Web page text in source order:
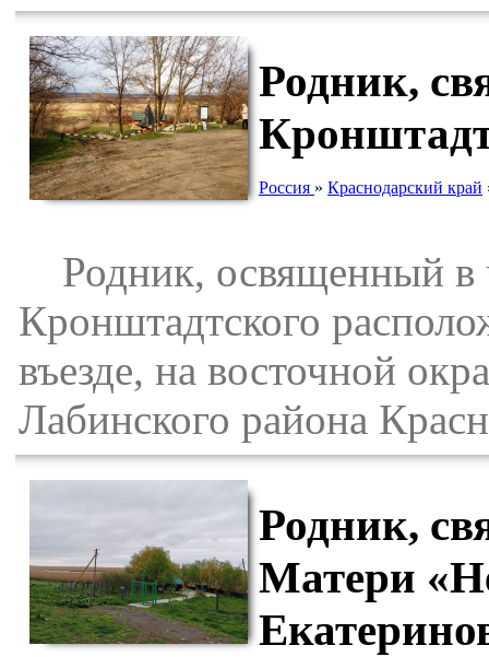
Родник,
Россия » Краснодарский край
Родник, освященный в
Кронштадтского
въезде, на восточной
Лабинского района
Родник,
Матери